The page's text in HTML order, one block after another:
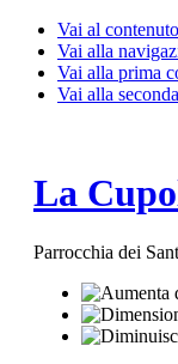
Vai al contenuto
Vai alla
Vai alla prima
Vai alla
La
Parrocchia dei